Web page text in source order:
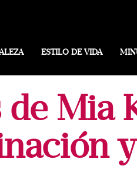
ESTILO DE VIDA
Mia